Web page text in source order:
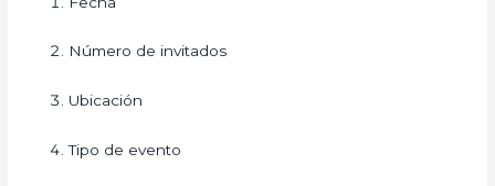
Número de invitados
Ubicación
Tipo de evento